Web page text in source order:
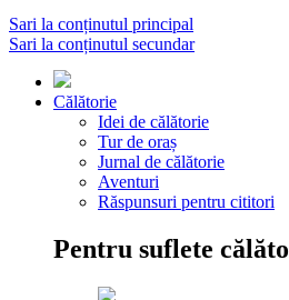
Sari la conținutul principal
Sari la conținutul secundar
Călătorie
Idei de călătorie
Tur de oraș
Jurnal de călătorie
Aventuri
Răspunsuri pentru cititori
Pentru suflete